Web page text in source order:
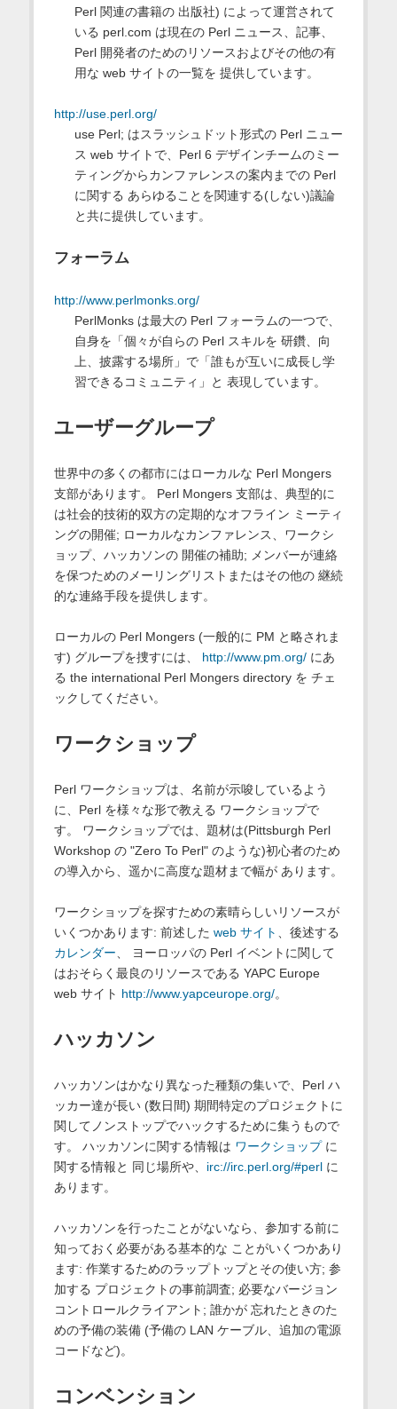
Perl 関連の書籍の 出版社) によって運営されて
いる perl.com は現在の Perl ニュース、記事、
Perl 開発者のためのリソースおよびその他の有
用な web サイトの一覧を 提供しています。
http://use.perl.org/
use Perl; はスラッシュドット形式の Perl ニュー
ス web サイトで、Perl 6 デザインチームのミー
ティングからカンファレンスの案内までの Perl
に関する あらゆることを関連する(しない)議論
と共に提供しています。
フォーラム
http://www.perlmonks.org/
PerlMonks は最大の Perl フォーラムの一つで、
自身を「個々が自らの Perl スキルを 研鑽、向
上、披露する場所」で「誰もが互いに成長し学
習できるコミュニティ」と 表現しています。
ユーザーグループ
世界中の多くの都市にはローカルな Perl Mongers
支部があります。 Perl Mongers 支部は、典型的に
は社会的技術的双方の定期的なオフライン ミーティ
ングの開催; ローカルなカンファレンス、ワークシ
ョップ、ハッカソンの 開催の補助; メンバーが連絡
を保つためのメーリングリストまたはその他の 継続
的な連絡手段を提供します。
ローカルの Perl Mongers (一般的に PM と略されま
す) グループを捜すには、 http://www.pm.org/にあ
る the international Perl Mongers directory を チェ
ックしてください。
ワークショップ
Perl ワークショップは、名前が示唆しているよう
に、Perl を様々な形で教える ワークショップで
す。 ワークショップでは、題材は(Pittsburgh Perl
Workshop の "Zero To Perl" のような)初心者のため
の導入から、遥かに高度な題材まで幅が あります。
ワークショップを探すための素晴らしいリソースが
いくつかあります: 前述した web サイト 、後述する
カレンダー、 ヨーロッパの Perl イベントに関して
はおそらく最良のリソースである YAPC Europe
web サイト http://www.yapceurope.org/。
ハッカソン
ハッカソンはかなり異なった種類の集いで、Perl ハ
ッカー達が長い (数日間) 期間特定のプロジェクトに
関してノンストップでハックするために集うもので
す。 ハッカソンに関する情報は ワークショップに
関する情報と 同じ場所や、 irc://irc.perl.org/#perlに
あります。
ハッカソンを行ったことがないなら、参加する前に
知っておく必要がある基本的な ことがいくつかあり
ます: 作業するためのラップトップとその使い方; 参
加する プロジェクトの事前調査; 必要なバージョン
コントロールクライアント; 誰かが 忘れたときのた
めの予備の装備 (予備の LAN ケーブル、追加の電源
コードなど)。
コンベンション